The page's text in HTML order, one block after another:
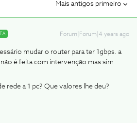
Mais antigos primeiro
Forum|Forum|4 years ago
mudar o router para ter 1gbps. a
é feita com intervenção mas sim
rede a 1 pc? Que valores lhe deu?